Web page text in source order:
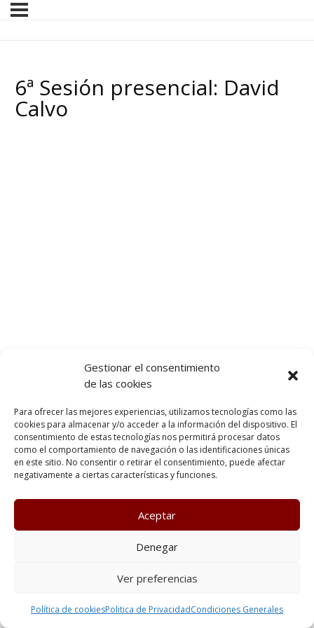
Gestionar el consentimiento
de las cookies
Para ofrecer las mejores experiencias, utilizamos tecnologías como las
cookies para almacenar y/o acceder a la información del dispositivo. El
consentimiento de estas tecnologías nos permitirá procesar datos
como el comportamiento de navegación o las identificaciones únicas
en este sitio. No consentir o retirar el consentimiento, puede afectar
negativamente a ciertas características y funciones.
Aceptar
Denegar
Ver preferencias
Política de cookiesPolitica de PrivacidadCondiciones Generales
6ª Sesión presencial: David
Calvo